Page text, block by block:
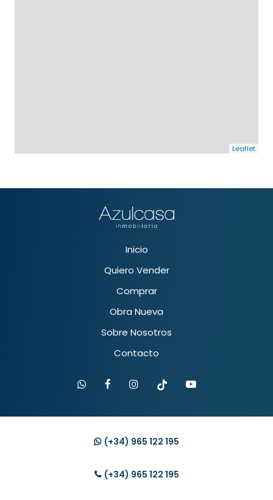
Leaflet
Inicio
Quiero Vender
Comprar
Obra Nueva
Sobre Nosotros
Contacto
(+34) 965 122 195
(+34) 965 122 195